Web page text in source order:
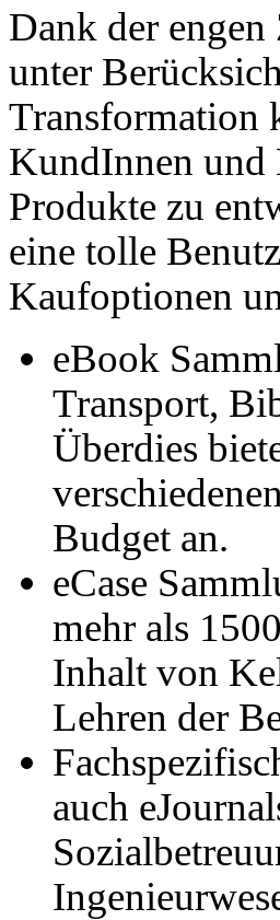
Dank der
unter
Transformation
KundInnen und
Produkte zu
eine tolle
Kaufoptionen
eBook
Transport,
Überdies
Budget an.
eCase
mehr als
Inhalt von
Lehren der
auch